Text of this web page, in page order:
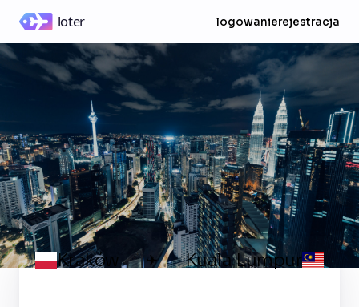
logowanierejestracja
Kraków ✈ Kuala Lumpur